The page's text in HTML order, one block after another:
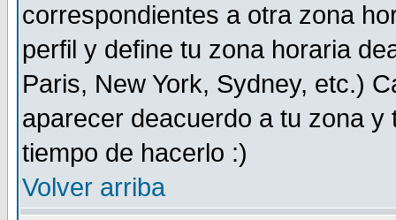
correspondientes a otra zona
perfil y define tu zona horaria
Paris, New York, Sydney, etc.)
aparecer deacuerdo a tu zona
tiempo de hacerlo :)
Volver arriba